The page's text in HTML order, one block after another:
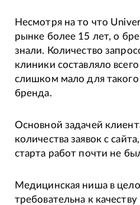
Несмотря на то что
рынке более 15 лет, о
знали. Количество
клиники составляло
слишком мало для
бренда.
Основной задачей
количества заявок с
старта работ почти не
Медицинская ниша в
требовательна к